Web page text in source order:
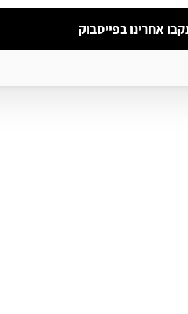
אחרינו בפייסבוק